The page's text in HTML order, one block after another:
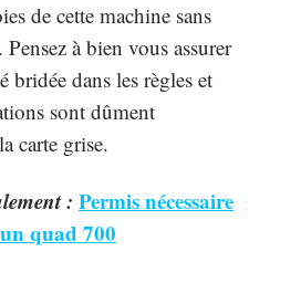
de cette machine sans
à bien vous assurer
bridée dans les règles et
sont dûment
carte grise.
: Permis nécessaire
quad 700